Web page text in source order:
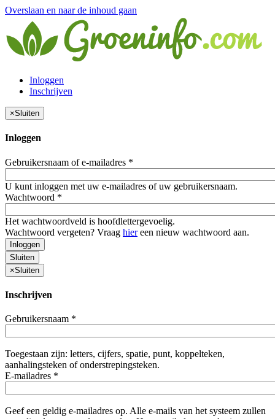
Overslaan en naar de inhoud gaan
Inloggen
Inschrijven
×Sluiten
Inloggen
Gebruikersnaam of e-mailadres *
U kunt inloggen met uw e-mailadres of uw gebruikersnaam.
Wachtwoord *
Het wachtwoordveld is hoofdlettergevoelig.
Wachtwoord vergeten? Vraag hiereen nieuw wachtwoord aan.
Inloggen
Sluiten
×Sluiten
Inschrijven
Gebruikersnaam *
Toegestaan zijn: letters, cijfers, spatie, punt, koppelteken,
aanhalingsteken of onderstrepingsteken.
E-mailadres *
Geef een geldig e-mailadres op. Alle e-mails van het systeem zullen